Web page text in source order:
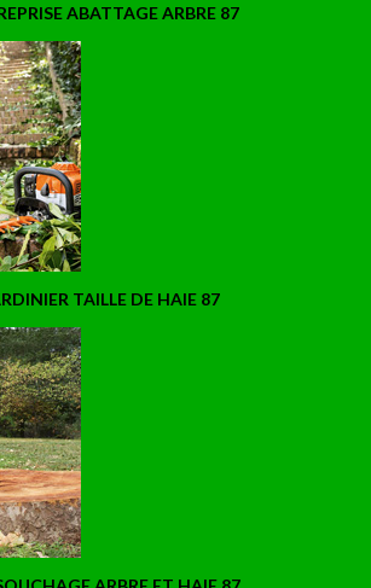
ABATTAGE ARBRE 87
TAILLE DE HAIE 87